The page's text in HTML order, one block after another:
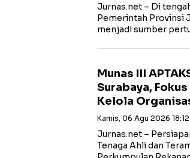
Jurnas.net – Di
Pemerintah Provinsi
menjadi sumber
Munas III
Surabaya,
Kelola
Kamis, 06 Agu 2026 18:12
Jurnas.net –
Tenaga Ahli dan